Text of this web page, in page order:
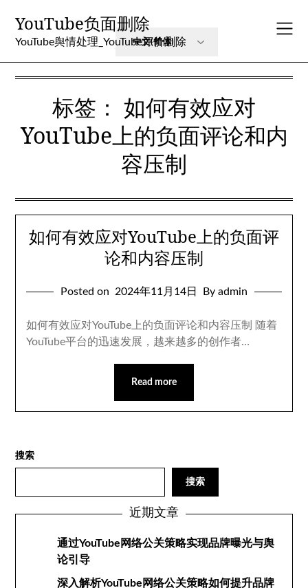
content
YouTube负面删除
YouTube舆情处理_YouTube评价删除
标签： 如何有效应对
YouTube上的负面评论和内
容压制
如何有效应对YouTube上的负面评
论和内容压制
Posted on 2024年11月14日 By admin
如何有效应对YouTube上的负面评论和内容压制 随着
YouTube平台的迅速发展，越来越多的创作者…
Read more
搜索
搜索
近期文章
通过YouTube网络公关策略实现品牌曝光与舆
论引导
深入解析YouTube网络公关策略如何提升品牌